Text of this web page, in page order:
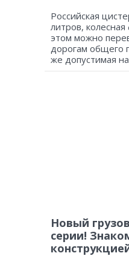
Российская
литров,
этом можно
дорогам общего
же допустимая
Новый
серии!